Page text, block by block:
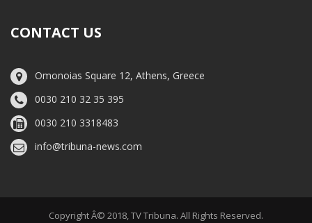
CONTACT US
Omonoias Square 12, Athens, Greece
0030 210 32 35 395
0030 210 3318483
info@tribuna-news.com
Copyright Â© 2018, TV Tribuna. All Rights Reserved.